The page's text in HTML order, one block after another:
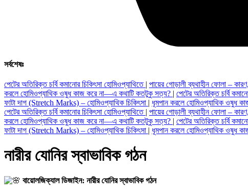
সর্বশেষঃ
পেটের অতিরিক্ত চর্বি কমানোর চিকিৎসা হোমিওপ্যাথিতে | পায়ের গোড়ালী ব্যথাহীন ফোলা –
করলে হোমিওপ্যাথিক ওষুধ কাজ করে না—এ কথাটি কতটুকু সত্য? | পেটের অতিরিক্ত চর্বি
ফাটা দাগ (Stretch Marks) – হোমিওপ্যাথিক চিকিৎসা | ধূমপান করলে হোমিওপ্যাথিক ওষুধ
পেটের অতিরিক্ত চর্বি কমানোর চিকিৎসা হোমিওপ্যাথিতে | পায়ের গোড়ালী ব্যথাহীন ফোলা –
করলে হোমিওপ্যাথিক ওষুধ কাজ করে না—এ কথাটি কতটুকু সত্য? | পেটের অতিরিক্ত চর্বি
ফাটা দাগ (Stretch Marks) – হোমিওপ্যাথিক চিকিৎসা | ধূমপান করলে হোমিওপ্যাথিক ওষুধ
নারীর যোনির স্বাভাবিক গঠন
বায়োলজিক্যাল ডিজাইন: নারীর যোনির স্বাভাবিক গঠন